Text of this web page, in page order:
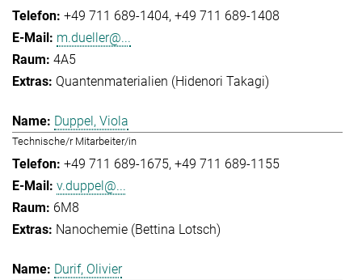
+49 711 689-1404 +49 711 689-1408
m.dueller@...
4A5
Quantenmaterialien (Hidenori Takagi)
Duppel, Viola
Technische/r Mitarbeiter/in
+49 711 689-1675 +49 711 689-1155
v.duppel@...
6M8
Nanochemie (Bettina Lotsch)
Durif, Olivier